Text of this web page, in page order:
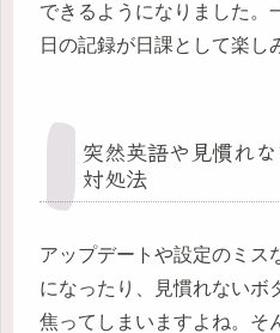
できるようになりました。
日の記録が日課として楽し
突然英語や見慣れ
対処法
アップデートや設定のミス
になったり、見慣れないボ
焦ってしまいますよね。そ